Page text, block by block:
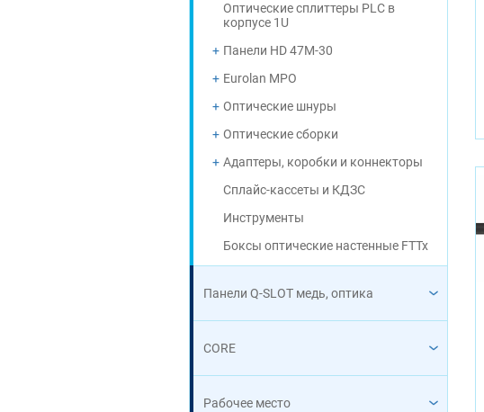
Оптические сплиттеры PLC в
корпусе 1U
Панели HD 47M-30
Eurolan MPO
Оптические шнуры
Оптические сборки
Адаптеры, коробки и коннекторы
Сплайс-кассеты и КДЗС
Инструменты
Боксы оптические настенные FTTx
Панели Q-SLOT медь, оптика
CORE
Рабочее место